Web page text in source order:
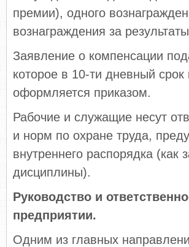
премии), одного
вознаграждения за
Заявление о компенсации
которое в 10-ти дневный
оформляется приказом.
Рабочие и служащие несут
и норм по охране труда,
внутреннего распорядка (как
дисциплины).
Руководство и
предприятии.
Одним из главных